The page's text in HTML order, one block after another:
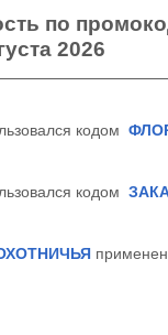
по
2026
кодом
кодом